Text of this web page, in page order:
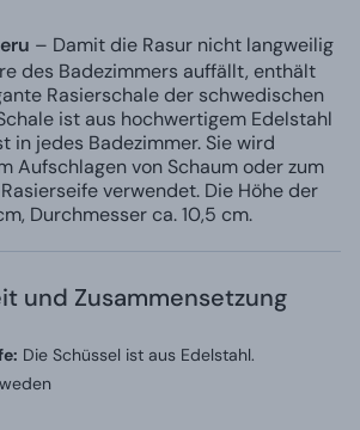
– Damit die Rasur nicht langweilig
des Badezimmers auffällt, enthält
Rasierschale der schwedischen
ist aus hochwertigem Edelstahl
in jedes Badezimmer. Sie wird
Aufschlagen von Schaum oder zum
verwendet. Die Höhe der
Durchmesser ca. 10,5 cm.
und Zusammensetzung
Die Schüssel ist aus Edelstahl.